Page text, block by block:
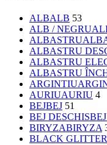
ALBALB 53
ALB / NEGRU
ALBASTRU
ALBASTRU
ALBASTRU
ALBASTRU
ARGINTIU
AURIUAURIU 4
BEJBEJ 51
BEJ DESCHIS
BIRYZABIRYZA
BLACK GLITTER